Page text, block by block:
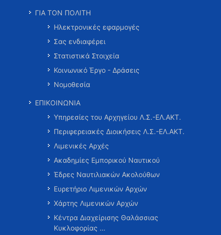
ΓΙΑ ΤΟΝ ΠΟΛΙΤΗ
Ηλεκτρονικές εφαρμογές
Σας ενδιαφέρει
Στατιστικά Στοιχεία
Κοινωνικό Έργο - Δράσεις
Νομοθεσία
ΕΠΙΚΟΙΝΩΝΙΑ
Υπηρεσίες του Αρχηγείου Λ.Σ.-ΕΛ.ΑΚΤ.
Περιφερειακές Διοικήσεις Λ.Σ.-ΕΛ.ΑΚΤ.
Λιμενικές Αρχές
Ακαδημίες Εμπορικού Ναυτικού
Έδρες Ναυτιλιακών Ακολούθων
Ευρετήριο Λιμενικών Αρχών
Χάρτης Λιμενικών Αρχών
Κέντρα Διαχείρισης Θαλάσσιας
Κυκλοφορίας …